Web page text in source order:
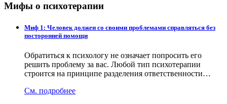
Мифы о психотерапии
Миф 1: Человек должен со своими проблемами справляться без
посторонней помощи
Обратиться к психологу не означает попросить его
решить проблему за вас. Любой тип психотерапии
строится на принципе разделения ответственности…
См. подробнее